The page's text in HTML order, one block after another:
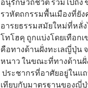
อนุรักษ์วิถีชีวิต รวมไปถึ
รวหัตถกรรมพื้นเมืองที่ยั
อารยธรรมสมัยใหม่ที่หลั่
โทโฮคุ ถูกแบ่งโดยเทือก
คือทางด้านฝั่งทะเลญี่ปุ่น
หนาว ในขณะที่ทางด้าน
ประชากรที่อาศัยอยู่ในแ
เทียบกับมาตรฐานของญี่